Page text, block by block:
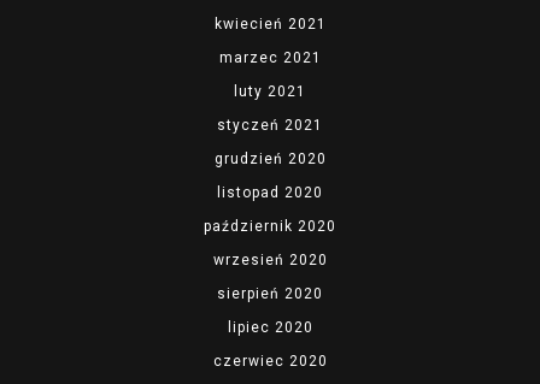
kwiecień 2021
marzec 2021
luty 2021
styczeń 2021
grudzień 2020
listopad 2020
październik 2020
wrzesień 2020
sierpień 2020
lipiec 2020
czerwiec 2020